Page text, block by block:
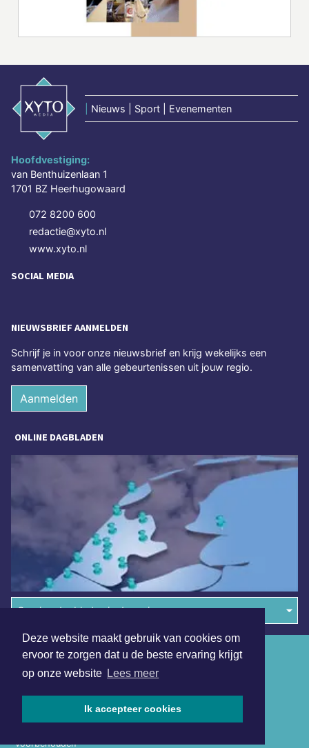
Deze website maakt gebruik van cookies om
ervoor te zorgen dat u de beste ervaring krijgt
op onze website Lees meer
Ik accepteer cookies
Nieuws | Sport | Evenementen
Hoofdvestiging:
van Benthuizenlaan 1
1701 BZ Heerhugowaard
072 8200 600
redactie@xyto.nl
www.xyto.nl
SOCIAL MEDIA
NIEUWSBRIEF AANMELDEN
Schrijf je in voor onze nieuwsbrief en krijg wekelijks een
samenvatting van alle gebeurtenissen uit jouw regio.
Aanmelden
ONLINE DAGBLADEN
Overige dagbladen in de regio
voorbehouden
Algemene voorwaarden
Disclaimer